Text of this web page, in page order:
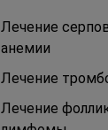
Лечение
анемии
Лечение
Лечение